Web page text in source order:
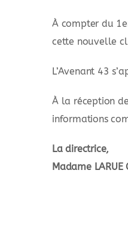
À compter du
cette nouvelle
L’Avenant 43
À la réception
informations
La directrice,
Madame LARUE